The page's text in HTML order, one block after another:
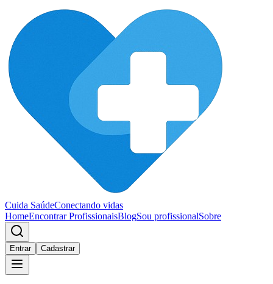
Cuida SaúdeConectando vidas
HomeEncontrar ProfissionaisBlogSou profissionalSobre
Entrar Cadastrar